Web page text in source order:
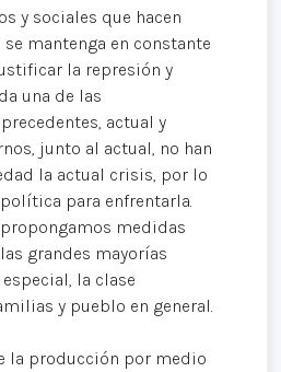
y sociales que hacen
mantenga en constante
la represión y
una de las
actual y
junto al actual, no han
la actual crisis, por lo
para enfrentarla.
medidas
grandes mayorías
la clase
y pueblo en general.
la producción por medio